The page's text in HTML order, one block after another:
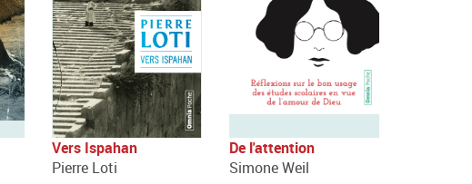
Vers Ispahan
Pierre Loti
De l'attention
Simone Weil